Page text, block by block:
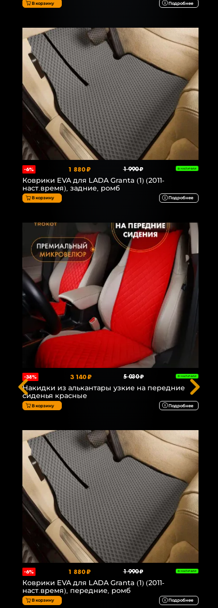
В корзину Подробнее
-6% 1 880 ₽ 1 990 ₽ В НАЛИЧИИ
Коврики EVA для LADA Granta (1) (2011-
наст.время), задние, ромб
В корзину Подробнее
-38% 3 140 ₽ 5 030 ₽ В НАЛИЧИИ
Накидки из алькантары узкие на передние
сиденья красные
В корзину Подробнее
-6% 1 880 ₽ 1 990 ₽ В НАЛИЧИИ
Коврики EVA для LADA Granta (1) (2011-
наст.время), передние, ромб
В корзину Подробнее